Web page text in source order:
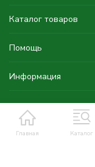
Главная Каталог
Каталог товаров
Помощь
Информация